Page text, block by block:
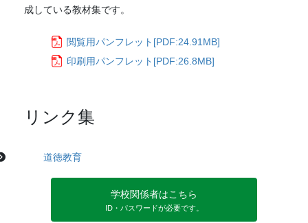
成している教材集です。
閲覧用パンフレット[PDF:24.91MB]
印刷用パンフレット[PDF:26.8MB]
リンク集
道徳教育
学校関係者はこちら
ID・パスワードが必要です。